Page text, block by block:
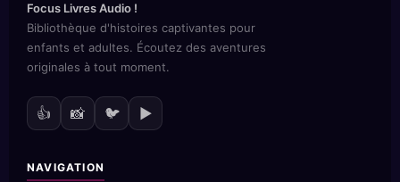
Focus Livres Audio !
Bibliothèque d'histoires captivantes pour
enfants et adultes. Écoutez des aventures
originales à tout moment.
👍 📸 🐦 ▶️
NAVIGATION